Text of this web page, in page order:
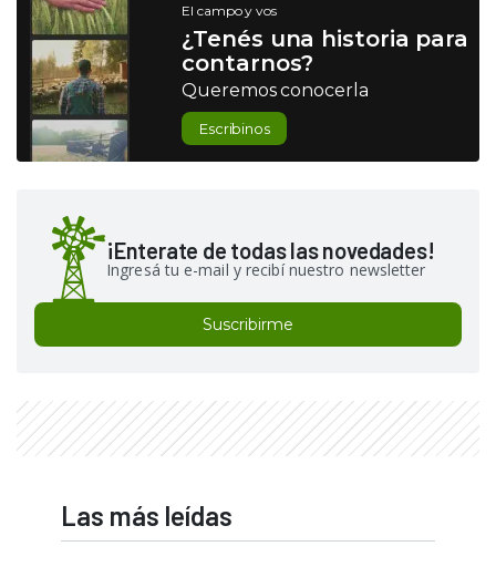
El campo y vos
¿Tenés una historia para
contarnos?
Queremos conocerla
Escribinos
¡Enterate de todas las novedades!
Ingresá tu e-mail y recibí nuestro newsletter
Suscribirme
Las más leídas